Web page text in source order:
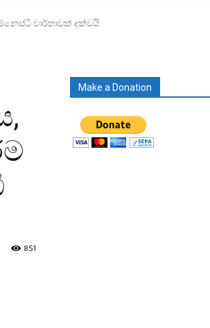
වාර්තාවක් දක්වයි
851
Make a Donation